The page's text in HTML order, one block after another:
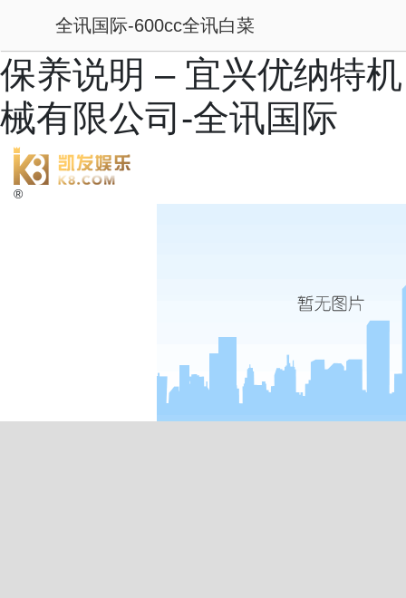
保养说明 – 宜兴优纳特机
械有限公司-全讯国际
®
全讯国际-600cc全讯白菜